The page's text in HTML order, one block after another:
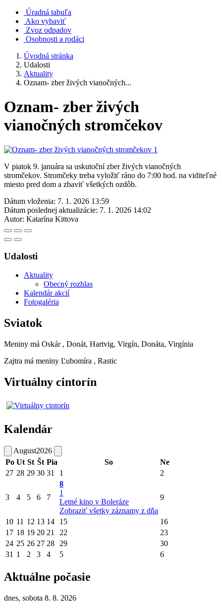
Úradná tabuľa
Ako vybaviť
Zvoz odpadov
Osobnosti a rodáci
Úvodná stránka
Udalosti
Aktuality
Oznam- zber živých vianočných...
Oznam- zber živých
vianočných stromčekov
V piatok 9. januára sa uskutoční zber živých vianočných
stromčekov. Stromčeky treba vyložiť ráno do 7:00 hod. na viditeľné
miesto pred dom a zbaviť všetkých ozdôb.
Dátum vloženia: 7. 1. 2026 13:59
Dátum poslednej aktualizácie: 7. 1. 2026 14:02
Autor: Katarína Kittova
Udalosti
Aktuality
Obecný rozhlas
Kalendár akcií
Fotogaléria
Sviatok
Meniny má Oskár , Donát, Hartvig, Virgín, Donáta, Virgínia
Zajtra má meniny Ľubomíra , Rastic
Virtuálny cintorín
Kalendár
August2026
Po Ut St Št Pia So
Ne
27 28 29 30 31 1 2
3 4 5 6 7
8
1
Letné kino v Boleráze
Zobraziť všetky záznamy z dňa
9
10 11 12 13 14 15
16
17 18 19 20 21 22
23
24 25 26 27 28 29
30
31 1 2 3 4 5 6
Aktuálne počasie
dnes, sobota 8. 8. 2026